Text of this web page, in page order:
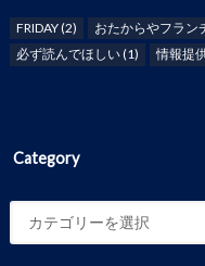
FRIDAY(2) おたからやフラン
必ず読んでほしい(1) 情報提
Category